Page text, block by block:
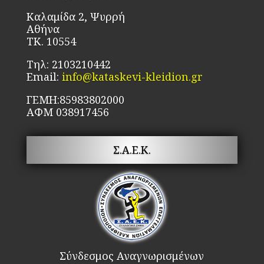
Καλαμίδα 2, Ψυρρή
Αθήνα
ΤΚ. 10554
Τηλ: 2103210442
Email: info@kataskevi-kleidion.gr
ΓΕΜΗ:85983802000
ΑΦΜ 038917456
Σ.Α.Ε.Κ.
Σύνδεσμος Αναγνωρισμένων